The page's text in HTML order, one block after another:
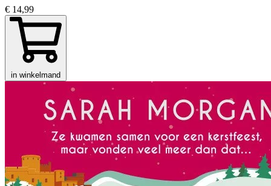
€ 14,99
in winkelmand